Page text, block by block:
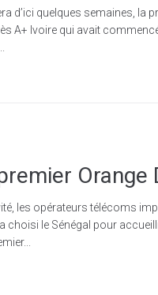
d’ici quelques semaines,
A+ Ivoire qui avait
Orange
les opérateurs télécoms
choisi le Sénégal pour